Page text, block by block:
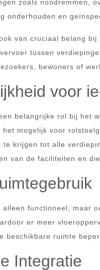
zoals noodremmen,
onderhouden en
van cruciaal belang
tussen
bewoners of
voor
belangrijke rol bij het
het mogelijk voor
te krijgen tot alle
van de faciliteiten en
alleen functioneel, maar
er meer
beschikbare ruimte
Integratie